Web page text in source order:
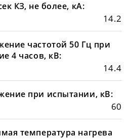
КЗ, не более, кА:
14.2
частотой 50 Гц при
4 часов, кВ:
14.4
при испытании, кВ:
60
температура нагрева